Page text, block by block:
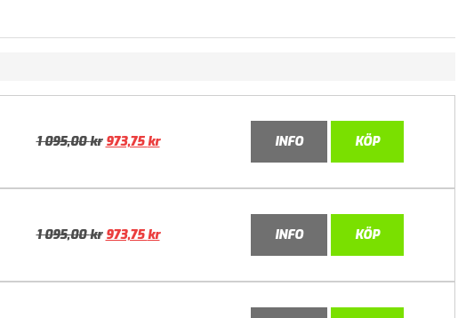
1 095,00kr 973,75kr INFO KÖP
1 095,00kr 973,75kr INFO KÖP